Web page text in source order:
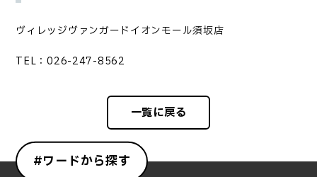
ヴィレッジヴァンガードイオンモール須坂店
TEL：026-247-8562
一覧に戻る
#ワードから探す